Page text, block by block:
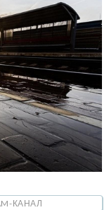
КАНАЛ